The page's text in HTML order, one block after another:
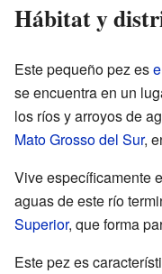
Hábitat y
Este pequeño pez es
se encuentra en un
los ríos y arroyos de
Mato Grosso del Sur,
Vive específicamente
aguas de este río
Superior, que forma
Este pez es